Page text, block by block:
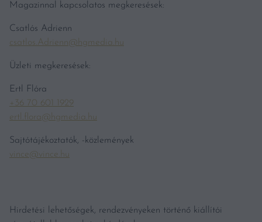
Magazinnal kapcsolatos megkeresések:
Csatlós Adrienn
csatlos.Adrienn@hgmedia.hu
Üzleti megkeresések:
Ertl Flóra
+36 70 601 1929
ertl.flora@hgmedia.hu
Sajtótájékoztatók, -közlemények
vince@vince.hu
Hirdetési lehetőségek, rendezvényeken történő kiállítói